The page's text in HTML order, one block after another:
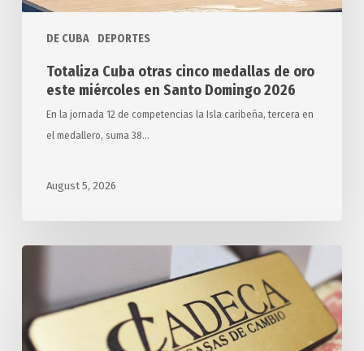
DE CUBA DEPORTES
Santo
Domingo
Totaliza Cuba otras cinco medallas de oro
este miércoles en Santo Domingo 2026
En la jornada 12 de competencias la Isla caribeña, tercera en
el medallero, suma 38…
August 5, 2026
Cambio
de